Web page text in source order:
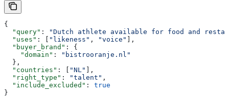
{
  "query"
:
"Dutch athlete available for food and
  "uses"
: [ "likeness" , "voice" ],
  "buyer_brand"
: {
    "domain"
:
"bistrooranje.nl"
  },
  "countries"
: [ "NL" ],
  "right_type"
: "talent" ,
  "include_excluded"
: true
}